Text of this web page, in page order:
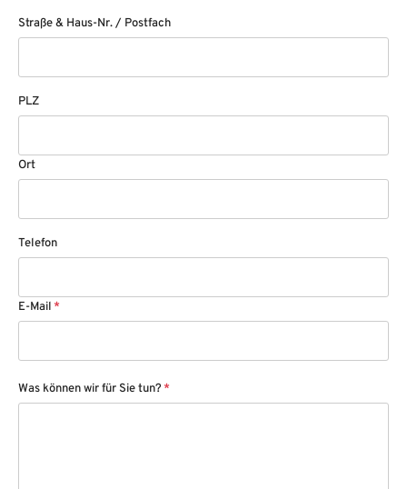
Straße & Haus-Nr. / Postfach
PLZ
Ort
Telefon
E-Mail *
Was können wir für Sie tun? *